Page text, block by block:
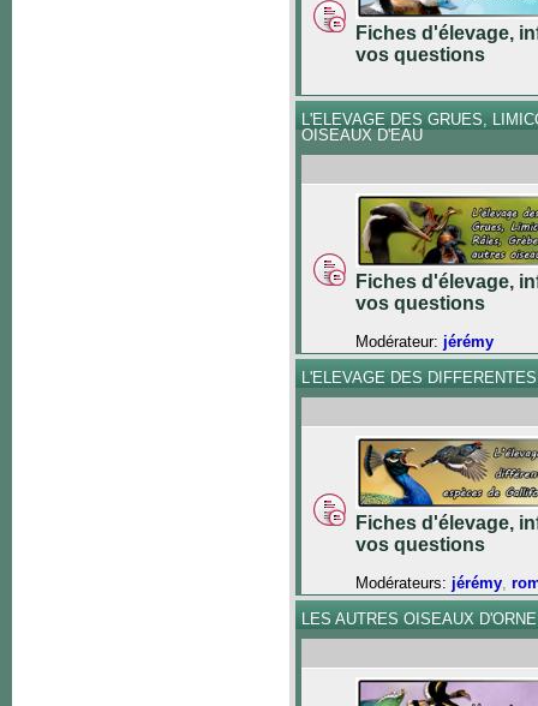
Fiches d'élevage,
vos questions
L'ELEVAGE DES GRUES,
OISEAUX D'EAU
Fiches d'élevage,
vos questions
Modérateur: jérémy
L'ELEVAGE DES
Fiches d'élevage,
vos questions
Modérateurs: jérémy,
LES AUTRES OISEAUX